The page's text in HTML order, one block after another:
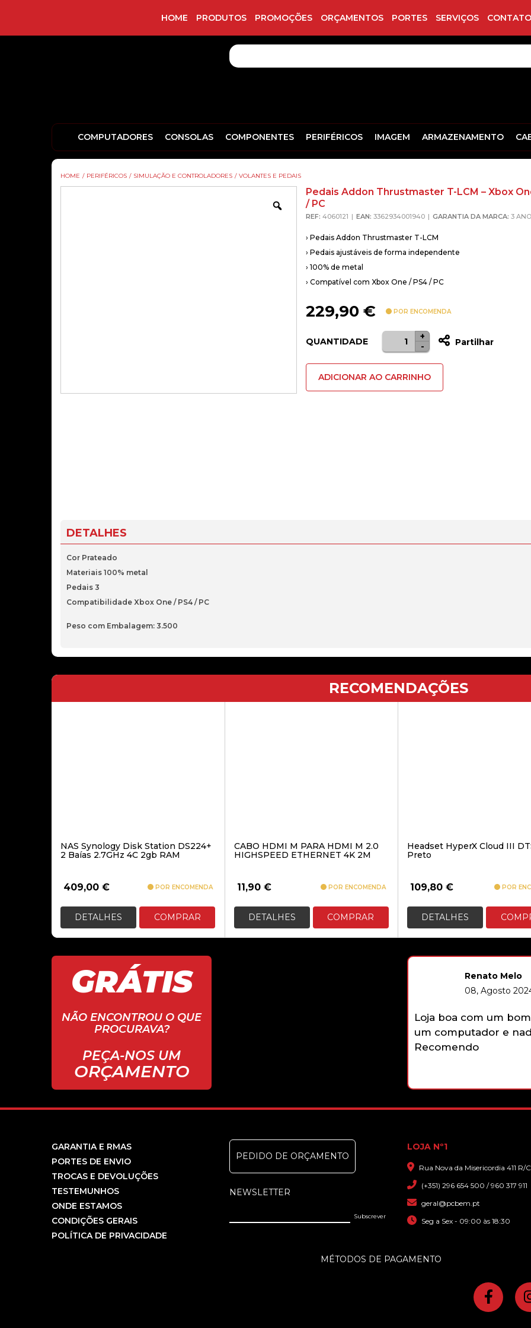
HOME PRODUTOS PROMOÇÕES ORÇAMENTOS PORTES SERVIÇOS
COMPUTADORES CONSOLAS COMPONENTES PERIFÉRICOS IMAGEM ARMAZENAMENTO
HOME / PERIFÉRICOS / SIMULAÇÃO E CONTROLADORES / VOLANTES E PEDAIS
Zoom
Pedais Addon Thrustmaster T-LCM – Xbox
/ PC
REF: 4060121 EAN: 3362934001940 GARANTIA DA MARCA: 3
› Pedais Addon Thrustmaster T-LCM
› Pedais ajustáveis de forma independente
› 100% de metal
› Compatível com Xbox One / PS4 / PC
229,90 € POR ENCOMENDA
QUANTIDADE
Quantidade
de
Pedais
Addon
-
+
Partilhar
ADICIONAR AO CARRINHO
DETALHES
Cor Prateado
Materiais 100% metal
Pedais 3
Compatibilidade Xbox One / PS4 / PC
Peso com Embalagem: 3.500
RECOMENDAÇÕES
NAS Synology Disk Station DS224+
2 Baías 2.7GHz 4C 2gb RAM
409,00 € POR ENCOMENDA
DETALHES COMPRAR
CABO HDMI M PARA HDMI M 2.0
HIGHSPEED ETHERNET 4K 2M
11,90 € POR ENCOMENDA
DETALHES COMPRAR
Headset HyperX Cloud III
Preto
109,80 € POR
DETALHES
GRÁTIS
NÃO ENCONTROU O QUE
PROCURAVA?
PEÇA-NOS UM
ORÇAMENTO
Renato Melo
08, Agosto
Loja boa com um
um computador e
Recomendo
GARANTIA E RMAS
PORTES DE ENVIO
TROCAS E DEVOLUÇÕES
TESTEMUNHOS
ONDE ESTAMOS
CONDIÇÕES GERAIS
POLÍTICA DE PRIVACIDADE
PEDIDO DE ORÇAMENTO
NEWSLETTER
LOJA Nº1
Rua Nova da Misericordia 411 R/
(+351) 296 654 500 / 960 317 911
geral@pcbem.pt
Seg a Sex - 09:00 às 18:30
MÉTODOS DE PAGAMENTO